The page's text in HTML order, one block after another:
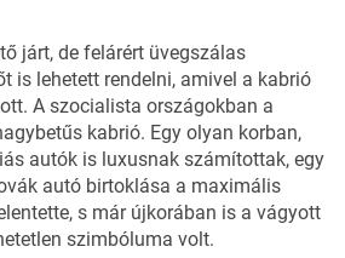
járt, de felárért üvegszálas
is lehetett rendelni, amivel a kabrió
A szocialista országokban a
kabrió. Egy olyan korban,
autók is luxusnak számítottak, egy
autó birtoklása a maximális
s már újkorában is a vágyott
szimbóluma volt.